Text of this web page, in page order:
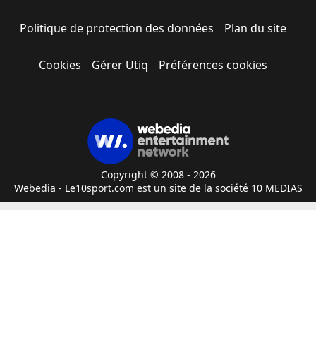
Politique de protection des données Plan du site
Cookies Gérer Utiq Préférences cookies
Copyright © 2008 - 2026
Webedia - Le10sport.com est un site de la société 10 MEDIAS